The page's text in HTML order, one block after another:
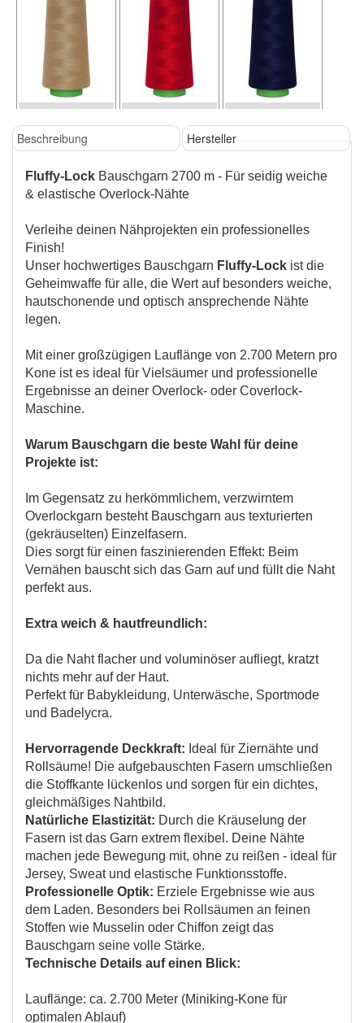
573 - beige 820 - rot 058 - marine
908 - petrol 182 - dunkelgrau
Beschreibung Hersteller
Fluffy-Lock Bauschgarn 2700 m - Für seidig weiche
& elastische Overlock-Nähte
Verleihe deinen Nähprojekten ein professionelles
Finish!
Unser hochwertiges Bauschgarn Fluffy-Lock ist die
Geheimwaffe für alle, die Wert auf besonders weiche,
hautschonende und optisch ansprechende Nähte
legen.
Mit einer großzügigen Lauflänge von 2.700 Metern pro
Kone ist es ideal für Vielsäumer und professionelle
Ergebnisse an deiner Overlock- oder Coverlock-
Maschine.
Warum Bauschgarn die beste Wahl für deine
Projekte ist:
Im Gegensatz zu herkömmlichem, verzwirntem
Overlockgarn besteht Bauschgarn aus texturierten
(gekräuselten) Einzelfasern.
Dies sorgt für einen faszinierenden Effekt: Beim
Vernähen bauscht sich das Garn auf und füllt die Naht
perfekt aus.
Extra weich & hautfreundlich:
Da die Naht flacher und voluminöser aufliegt, kratzt
nichts mehr auf der Haut.
Perfekt für Babykleidung, Unterwäsche, Sportmode
und Badelycra.
Hervorragende Deckkraft: Ideal für Ziernähte und
Rollsäume! Die aufgebauschten Fasern umschließen
die Stoffkante lückenlos und sorgen für ein dichtes,
gleichmäßiges Nahtbild.
Natürliche Elastizität: Durch die Kräuselung der
Fasern ist das Garn extrem flexibel. Deine Nähte
machen jede Bewegung mit, ohne zu reißen - ideal für
Jersey, Sweat und elastische Funktionsstoffe.
Professionelle Optik: Erziele Ergebnisse wie aus
dem Laden. Besonders bei Rollsäumen an feinen
Stoffen wie Musselin oder Chiffon zeigt das
Bauschgarn seine volle Stärke.
Technische Details auf einen Blick:
Lauflänge: ca. 2.700 Meter (Miniking-Kone für
optimalen Ablauf)